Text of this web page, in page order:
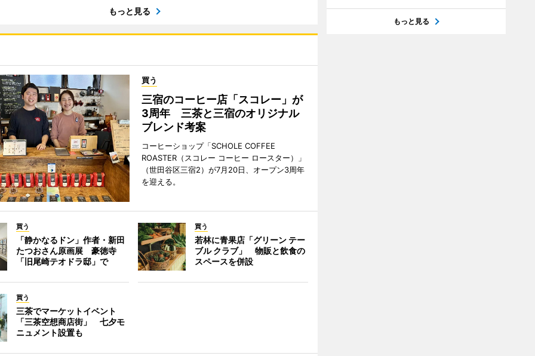
もっと見る
買う
三宿のコーヒー店「スコレー」が
3周年 三茶と三宿のオリジナル
ブレンド考案
コーヒーショップ「SCHOLE COFFEE
ROASTER（スコレー コーヒー ロースター）」
（世田谷区三宿2）が7月20日、オープン3周年
を迎える。
買う
「静かなるドン」作者・新田
たつおさん原画展 豪徳寺
「旧尾崎テオドラ邸」で
買う
若林に青果店「グリーン テー
ブル クラブ」 物販と飲食の
スペースを併設
買う
三茶でマーケットイベント
「三茶空想商店街」 七夕モ
ニュメント設置も
もっと見る